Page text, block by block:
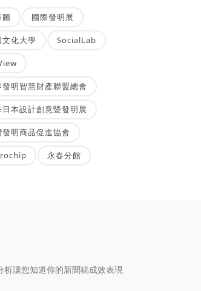
國際發明展
文化大學 SocialLab
發明智慧財產聯盟總會
日本設計創意暨發明展
發明商品促進協會
永春分館
讓您知道你的新聞稿成效表現